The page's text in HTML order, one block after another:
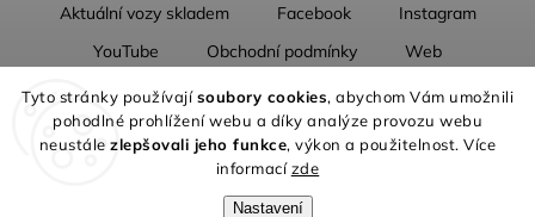
Tyto stránky používajísoubory cookies, abychom Vám umožnili
pohodlné prohlížení webu a díky analýze provozu webu
neustálezlepšovali jeho funkce, výkon a použitelnost. Více
informacízde
Nastavení
Aktuální vozy skladem Facebook
Instagram
YouTube
Obchodní podmínky
Web
O nás